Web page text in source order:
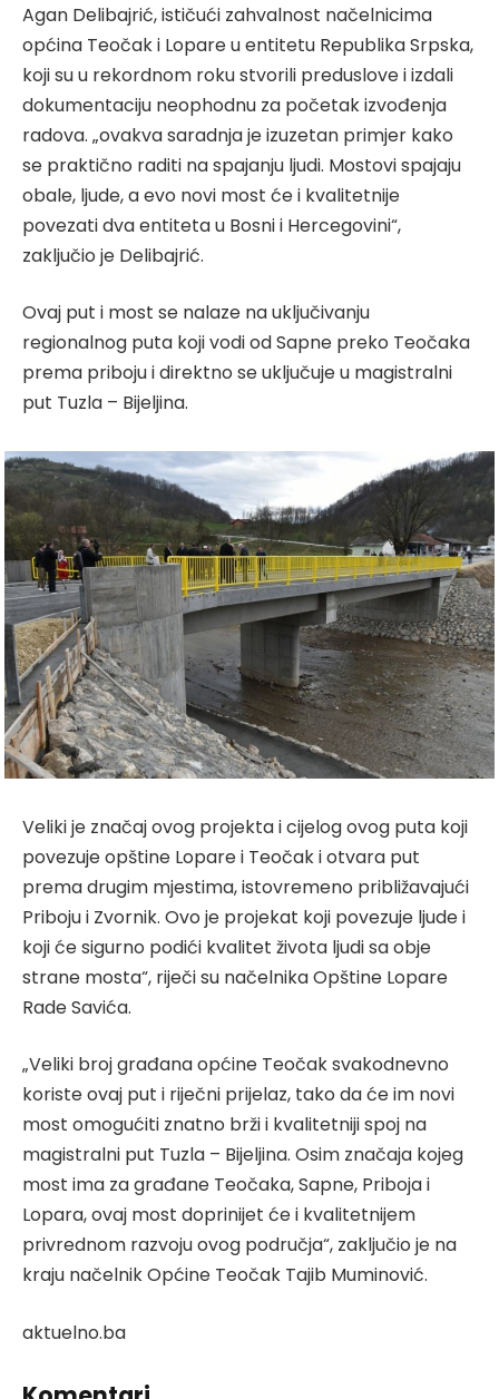
Agan Delibajrić, ističući zahvalnost načelnicima
općina Teočak i Lopare u entitetu Republika Srpska,
koji su u rekordnom roku stvorili preduslove i izdali
dokumentaciju neophodnu za početak izvođenja
radova. „ovakva saradnja je izuzetan primjer kako
se praktično raditi na spajanju ljudi. Mostovi spajaju
obale, ljude, a evo novi most će i kvalitetnije
povezati dva entiteta u Bosni i Hercegovini“,
zaključio je Delibajrić.
Ovaj put i most se nalaze na uključivanju
regionalnog puta koji vodi od Sapne preko Teočaka
prema priboju i direktno se uključuje u magistralni
put Tuzla – Bijeljina.
Veliki je značaj ovog projekta i cijelog ovog puta koji
povezuje opštine Lopare i Teočak i otvara put
prema drugim mjestima, istovremeno približavajući
Priboju i Zvornik. Ovo je projekat koji povezuje ljude i
koji će sigurno podići kvalitet života ljudi sa obje
strane mosta“, riječi su načelnika Opštine Lopare
Rade Savića.
„Veliki broj građana općine Teočak svakodnevno
koriste ovaj put i riječni prijelaz, tako da će im novi
most omogućiti znatno brži i kvalitetniji spoj na
magistralni put Tuzla – Bijeljina. Osim značaja kojeg
most ima za građane Teočaka, Sapne, Priboja i
Lopara, ovaj most doprinijet će i kvalitetnijem
privrednom razvoju ovog područja“, zaključio je na
kraju načelnik Općine Teočak Tajib Muminović.
aktuelno.ba